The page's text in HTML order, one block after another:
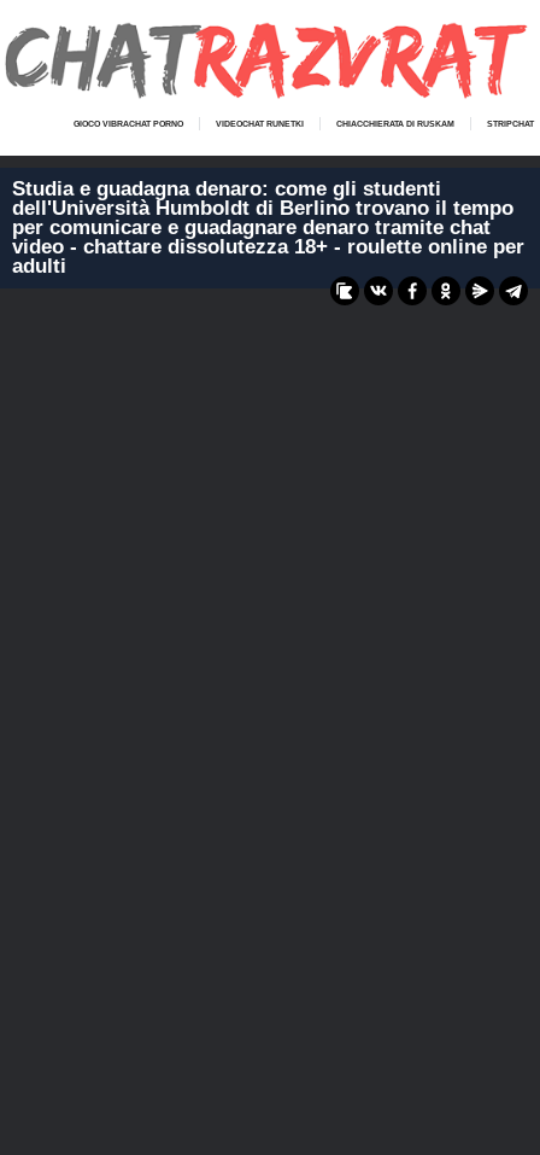
GIOCO VIBRACHAT PORNO VIDEOCHAT RUNETKI CHIACCHIERATA DI RUSKAM STRIPCHAT
Studia e guadagna denaro: come gli studenti
dell'Università Humboldt di Berlino trovano il tempo
per comunicare e guadagnare denaro tramite chat
video - chattare dissolutezza 18+ - roulette online per
adulti